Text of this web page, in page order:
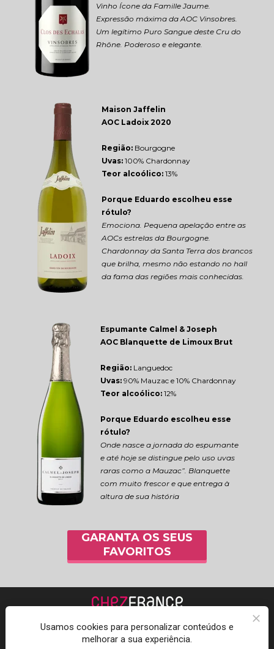
Vinho Ícone da Famille Jaume.
Expressão máxima da AOC Vinsobres.
Um legítimo Puro Sangue deste Cru do
Rhône. Poderoso e elegante.
Maison Jaffelin
AOC Ladoix 2020
Região: Bourgogne
Uvas: 100% Chardonnay
Teor alcoólico: 13%
Porque Eduardo escolheu esse
rótulo?
Emociona. Pequena apelação entre as
AOCs estrelas da Bourgogne.
Chardonnay da Santa Terra dos brancos
que brilha, mesmo não estando no hall
da fama das regiões mais conhecidas.
Espumante Calmel & Joseph
AOC Blanquette de Limoux Brut
Região: Languedoc
Uvas: 90% Mauzac e 10% Chardonnay
Teor alcoólico: 12%
Porque Eduardo escolheu esse
rótulo?
Onde nasce a jornada do espumante
e até hoje se distingue pelo uso uvas
raras como a Mauzac”. Blanquette
com muito frescor e que entrega à
altura de sua história
GARANTA OS SEUS
FAVORITOS
Usamos cookies para personalizar conteúdos e
melhorar a sua experiência.